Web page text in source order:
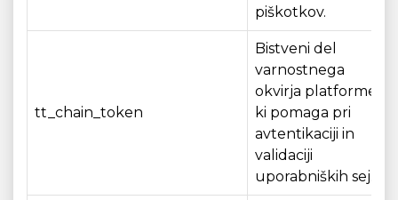
piškotkov.
tt_chain_token
Bistveni del
varnostnega
okvirja platforme,
ki pomaga pri
avtentikaciji in
validaciji
uporabniških sej.